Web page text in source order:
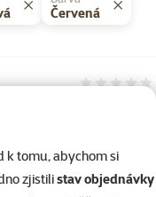
k tomu, abychom si
zjistilistav objednávky
Červená
interaktivní
pohyblivý
Hodnocení